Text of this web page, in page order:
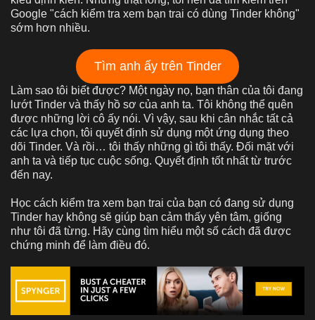
Google "cách kiểm tra xem bạn trai có dùng Tinder không"
sớm hơn nhiều.
Tìm anh ấy trên Tinder
Làm sao tôi biết được? Một ngày nọ, bạn thân của tôi đang
lướt Tinder và thấy hồ sơ của anh ta. Tôi không thể quên
được những lời cô ấy nói. Vì vậy, sau khi cân nhắc tất cả
các lựa chọn, tôi quyết định sử dụng một ứng dụng theo
dõi Tinder. Và rồi… tôi thấy những gì tôi thấy. Đối mặt với
anh ta và tiếp tục cuộc sống. Quyết định tốt nhất từ trước
đến nay.
Học cách kiểm tra xem bạn trai của bạn có đang sử dụng
Tinder hay không sẽ giúp bạn cảm thấy yên tâm, giống
như tôi đã từng. Hãy cùng tìm hiểu một số cách đã được
chứng minh để làm điều đó.